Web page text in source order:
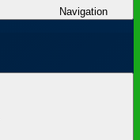
Navigation